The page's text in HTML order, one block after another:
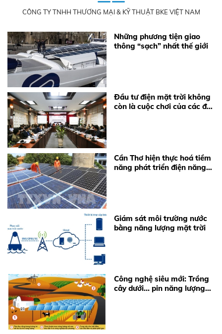
CÔNG TY TNHH THƯƠNG MẠI & KỸ THUẬT BKE VIỆT NAM
Những phương tiện giao
thông “sạch” nhất thế giới
Đầu tư điện mặt trời không
còn là cuộc chơi của các đại
Cần Thơ hiện thực hoá tiềm
năng phát triển điện năng
Giám sát môi trường nước
bằng năng lượng mặt trời
Công nghệ siêu mới: Trồng
cây dưới... pin năng lượng